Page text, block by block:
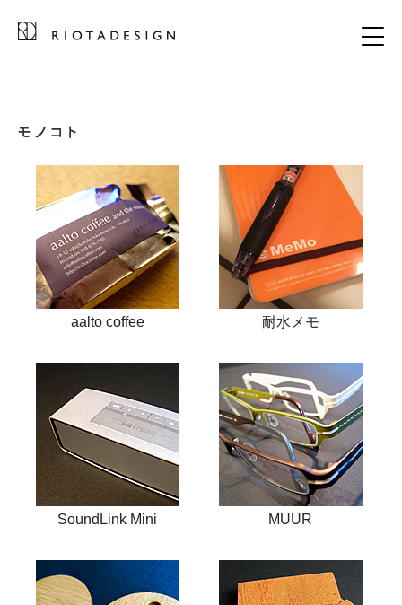
aalto coffee 耐水メモ
SoundLink Mini MUUR